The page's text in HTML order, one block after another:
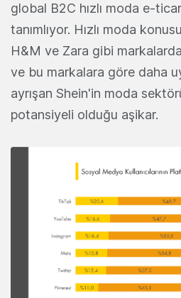
global B2C hızlı moda e-
tanımlıyor. Hızlı moda
H&M ve Zara gibi
ve bu markalara göre daha
ayrışan Shein'in moda
potansiyeli olduğu aşikar.